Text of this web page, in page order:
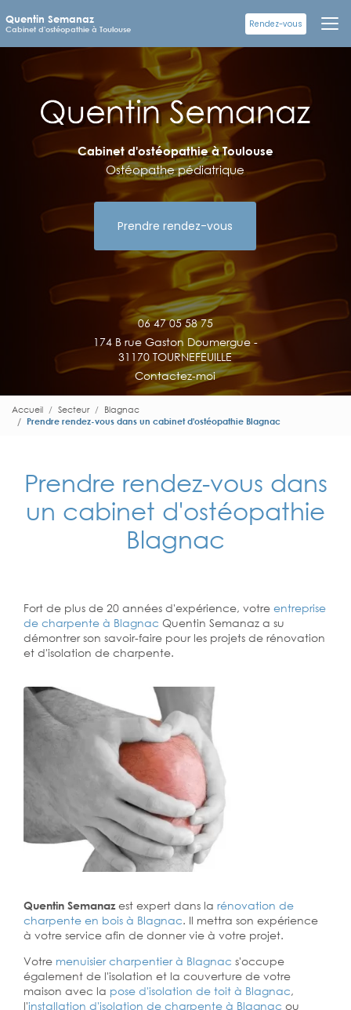
au
principal
Quentin Semanaz
Cabinet d'ostéopathie à Toulouse
Rendez-vous
Cabinet d'ostéopathie à Toulouse
Ostéopathe pédiatrique
Prendre rendez-vous
06 47 05 58 75
174 B rue Gaston Doumergue -
31170 TOURNEFEUILLE
Contactez-moi
Accueil Secteur
Blagnac
Prendre rendez-vous dans un cabinet d'ostéopathie Blagnac
Prendre rendez-vous dans
un cabinet d'ostéopathie
Blagnac
Fort de plus de 20 années d'expérience, votre entreprise
de charpente à Blagnac Quentin Semanaz a su
démontrer son savoir-faire pour les projets de rénovation
et d'isolation de charpente.
Quentin Semanazest expert dans la rénovation de
charpente en bois à Blagnac. Il mettra son expérience
à votre service afin de donner vie à votre projet.
Votre menuisier charpentier à Blagnac s'occupe
également de l'isolation et la couverture de votre
maison avec la pose d'isolation de toit à Blagnac,
l'installation d'isolation de charpente à Blagnac ou